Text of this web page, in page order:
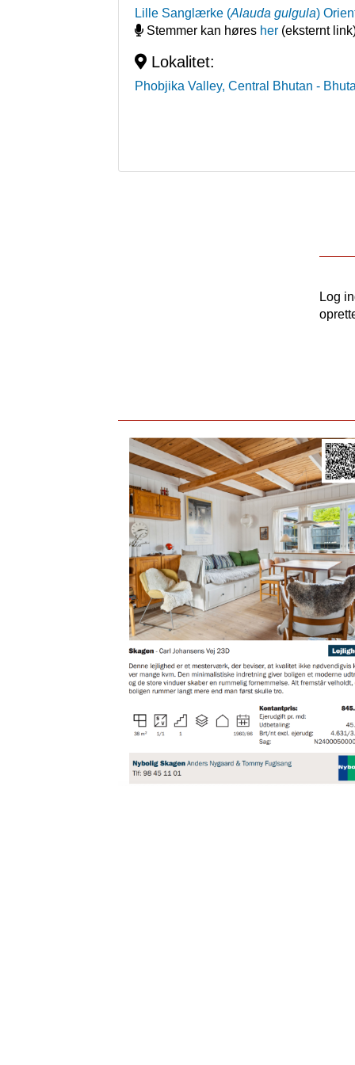
Lille Sanglærke (Alauda gulgula)
Stemmer kan høres her (eksternt
Lokalitet:
Phobjika Valley, Central Bhutan -
Log